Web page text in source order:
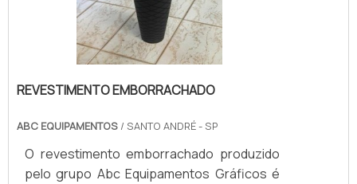
REVESTIMENTO EMBORRACHADO
ABC EQUIPAMENTOS / SANTO ANDRÉ - SP
O revestimento emborrachado produzido
pelo grupo Abc Equipamentos Gráficos é